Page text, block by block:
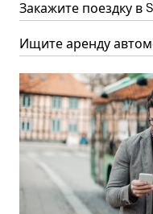
Закажите поездку в
Ищите аренду